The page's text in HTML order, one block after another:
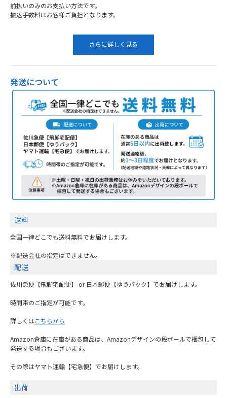
前払いのみのお支払い方法です。
振込手数料はお客様ご負担となります。
さらに詳しく見る
発送について
送料
全国一律どこでも送料無料でお届けします。
※配送会社の指定はできません。
配送
佐川急便【飛脚宅配便】 or 日本郵便【ゆうパック】でお届けします。
時間帯のご指定が可能です。
詳しくはこちらから
Amazon倉庫に在庫がある商品は、Amazonデザインの段ボールで梱包して
発送する場合もございます。
その際はヤマト運輸【宅急便】でお届けします。
出荷